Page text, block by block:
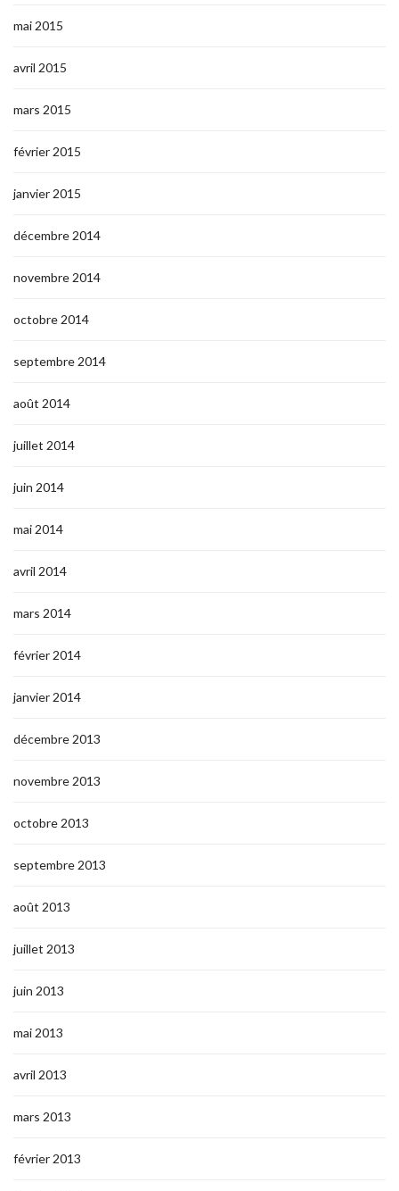
mai 2015
avril 2015
mars 2015
février 2015
janvier 2015
décembre 2014
novembre 2014
octobre 2014
septembre 2014
août 2014
juillet 2014
juin 2014
mai 2014
avril 2014
mars 2014
février 2014
janvier 2014
décembre 2013
novembre 2013
octobre 2013
septembre 2013
août 2013
juillet 2013
juin 2013
mai 2013
avril 2013
mars 2013
février 2013